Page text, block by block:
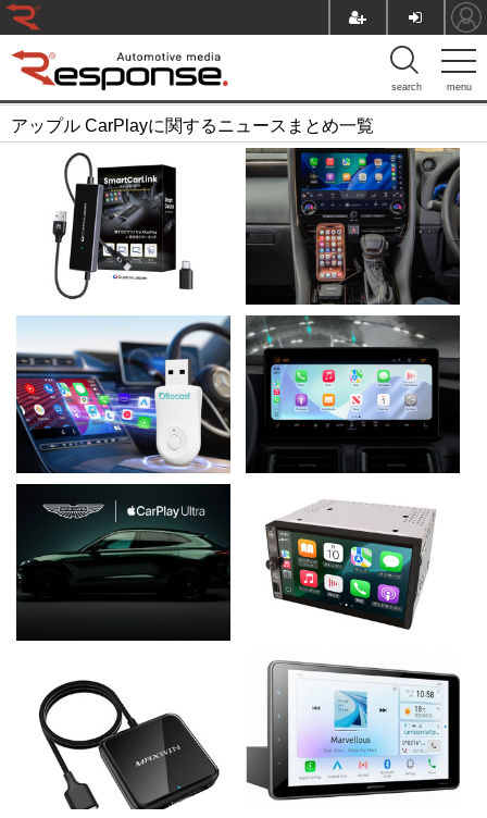
menu
search
アップル CarPlayに関するニュースまとめ一覧